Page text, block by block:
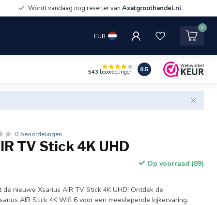
Wordt vandaag nog reseller van Asatgroothandel.nl
EUR
0
543 beoordelingen 8.5
0 beoordelingen
TV Stick 4K UHD
Op voorraad (89)
nieuwe Xsarius AIR TV Stick 4K UHD! Ontdek de
AIR Stick 4K Wifi 6 voor een meeslepende kijkervaring.